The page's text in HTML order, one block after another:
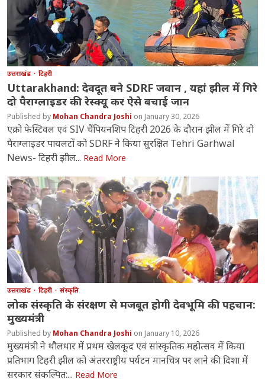
उत्तराखंड टिहरी
Uttarakhand: देवदूत बने SDRF जवान , यहां झील में गिरे
दो पैराग्लाइडर की रेस्क्यू कर ऐसे बचाई जान
Mohan Chandra Joshi January 30, 2026
एक्रो फेस्टिवल एवं SIV चैंपियनशिप टिहरी 2026 के दौरान झील में गिरे दो
पैराग्लाइडर पायलटों को SDRF ने किया सुरक्षित Tehri Garhwal
News- टिहरी झील... Read More
उत्तराखंड टिहरी संस्कृति
लोक संस्कृति के संरक्षण से मजबूत होगी देवभूमि की पहचान:
मुख्यमंत्री
Mohan Chandra Joshi January 10, 2026
मुख्यमंत्री ने थौलधार में प्रथम खेलकूद एवं सांस्कृतिक महोत्सव में किया
प्रतिभाग टिहरी झील को अंतरराष्ट्रीय पर्यटन मानचित्र पर लाने की दिशा में
सरकार संकल्पित:... Read More